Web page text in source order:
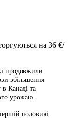
продовжили
збільшення
Канаді та
урожаю.
половині